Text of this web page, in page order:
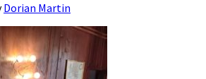
Dorian Martin